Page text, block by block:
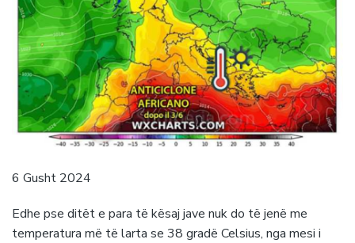
6 Gusht 2024
Edhe pse ditët e para të kësaj jave nuk do të jenë me
temperatura më të larta se 38 gradë Celsius, nga mesi i